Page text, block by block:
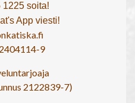
1225 soita!
App viesti!
9
2122839-7)